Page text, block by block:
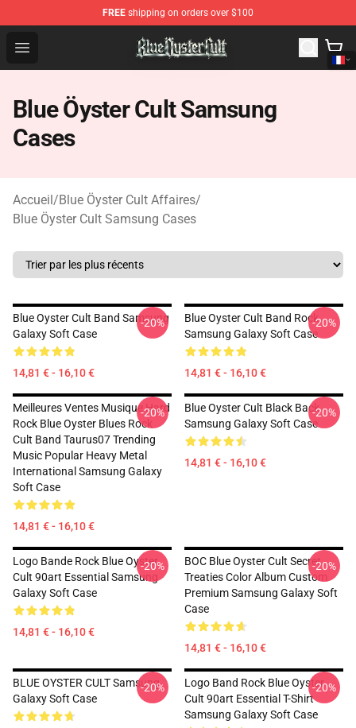
FREE shipping on orders over $100
Open menu
Blue Öyster Cult Store - Official Blue Öyster Cult
Blue Öyster Cult Samsung
Cases
Accueil/Blue Öyster Cult Affaires/
Blue Öyster Cult Samsung Cases
Blue Oyster Cult Band Samsung
Galaxy Soft Case
14,81 € - 16,10 €
-20%
Blue Oyster Cult Band Rock
Samsung Galaxy Soft Case
14,81 € - 16,10 €
-20%
Meilleures Ventes Musique Hard
Rock Blue Oyster Blues Rock
Cult Band Taurus07 Trending
Music Popular Heavy Metal
International Samsung Galaxy
Soft Case
14,81 € - 16,10 €
-20%
Blue Oyster Cult Black Back
Samsung Galaxy Soft Case
14,81 € - 16,10 €
-20%
Logo Bande Rock Blue Oyster
Cult 90art Essential Samsung
Galaxy Soft Case
14,81 € - 16,10 €
-20%
BOC Blue Oyster Cult Secret
Treaties Color Album Custom
Premium Samsung Galaxy Soft
Case
14,81 € - 16,10 €
-20%
BLUE OYSTER CULT Samsung
Galaxy Soft Case
-20%
Logo Band Rock Blue Oyster
Cult 90art Essential T-Shirt
Samsung Galaxy Soft Case
-20%